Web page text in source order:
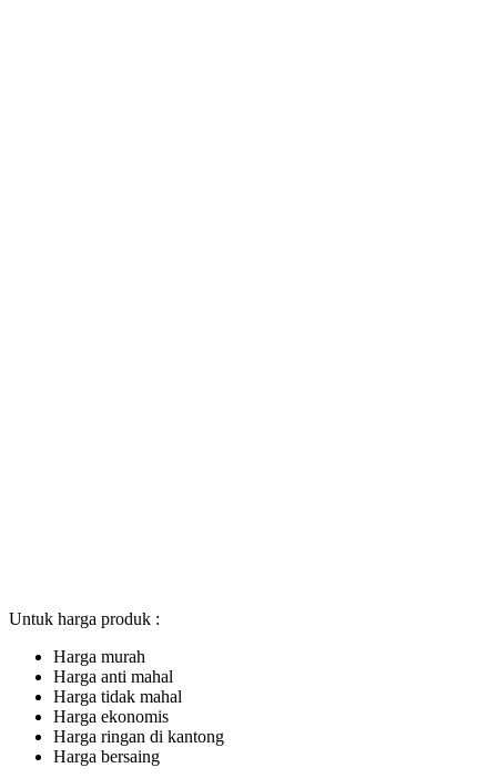
Untuk harga produk :
Harga murah
Harga anti mahal
Harga tidak mahal
Harga ekonomis
Harga ringan di kantong
Harga bersaing